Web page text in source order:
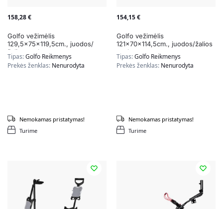
158,28€
Golfo vežimėlis
129,5x75x119,5cm., juodos/
žalios spalvos
Tipas:Golfo Reikmenys
Prekės ženklas: Nenurodyta
Turime
Nemokamas pristatymas!
154,15€
Golfo vežimėlis
121x70x114,5cm., juodos/žalios
spalvos
Tipas:Golfo Reikmenys
Prekės ženklas: Nenurodyta
Turime
Nemokamas pristatymas!